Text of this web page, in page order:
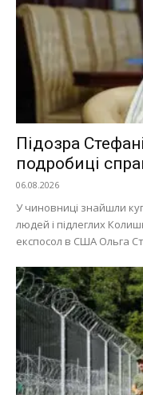
Підозра
подробиці
06.08.2026
У чиновниці знайшли
людей і підлеглих
експосол в США Ольга